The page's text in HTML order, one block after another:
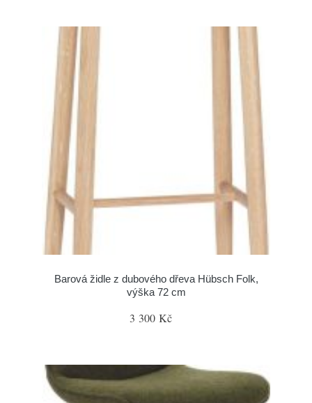
Barová židle z dubového dřeva Hübsch Folk,
výška 72 cm
3 300 Kč